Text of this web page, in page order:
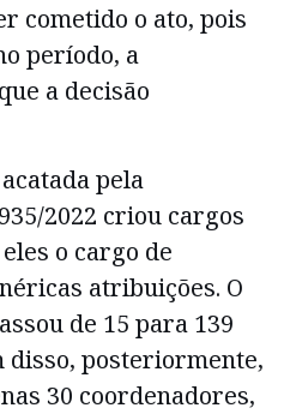
cometido o ato, pois
período, a
a decisão
pela
2022 criou cargos
o cargo de
atribuições. O
de 15 para 139
disso, posteriormente,
30 coordenadores,